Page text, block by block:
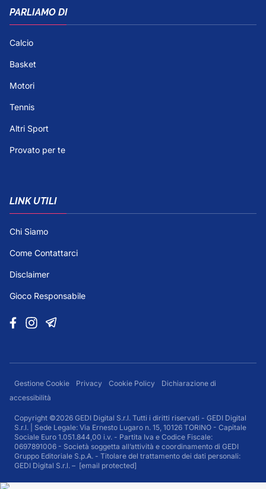
PARLIAMO DI
Calcio
Basket
Motori
Tennis
Altri Sport
Provato per te
LINK UTILI
Chi Siamo
Come Contattarci
Disclaimer
Gioco Responsabile
Gestione Cookie Privacy Cookie Policy
Dichiarazione di
accessibilità
Copyright ©2026 GEDI Digital S.r.l. Tutti i diritti riservati - GEDI Digital
S.r.l. | Sede Legale: Via Ernesto Lugaro n. 15, 10126 TORINO - Capitale
Sociale Euro 1.051.844,00 i.v. - Partita Iva e Codice Fiscale:
0697891006 - Società soggetta all’attività e coordinamento di GEDI
Gruppo Editoriale S.p.A. - Titolare del trattamento dei dati personali:
GEDI Digital S.r.l. – [email protected]